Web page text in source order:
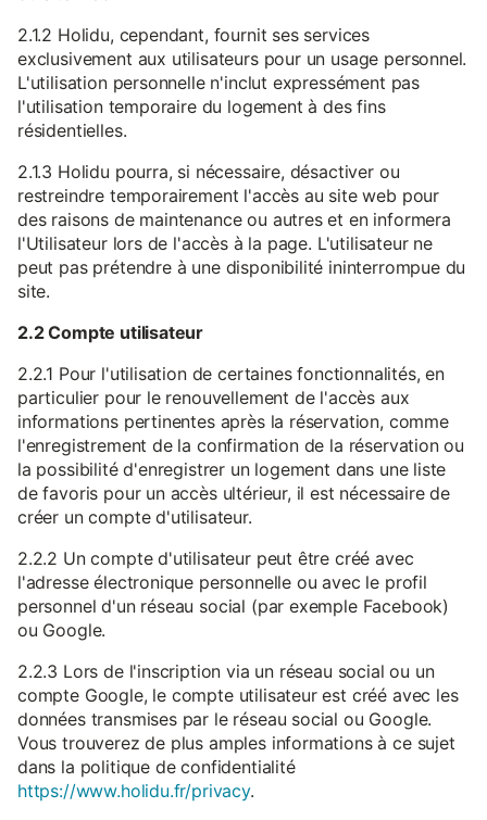
2.1.2 Holidu, cependant, fournit ses services
exclusivement aux utilisateurs pour un usage personnel.
L'utilisation personnelle n'inclut expressément pas
l'utilisation temporaire du logement à des fins
résidentielles.
2.1.3 Holidu pourra, si nécessaire, désactiver ou
restreindre temporairement l'accès au site web pour
des raisons de maintenance ou autres et en informera
l'Utilisateur lors de l'accès à la page. L'utilisateur ne
peut pas prétendre à une disponibilité ininterrompue du
site.
2.2 Compte utilisateur
2.2.1 Pour l'utilisation de certaines fonctionnalités, en
particulier pour le renouvellement de l'accès aux
informations pertinentes après la réservation, comme
l'enregistrement de la confirmation de la réservation ou
la possibilité d'enregistrer un logement dans une liste
de favoris pour un accès ultérieur, il est nécessaire de
créer un compte d'utilisateur.
2.2.2 Un compte d'utilisateur peut être créé avec
l'adresse électronique personnelle ou avec le profil
personnel d'un réseau social (par exemple Facebook)
ou Google.
2.2.3 Lors de l'inscription via un réseau social ou un
compte Google, le compte utilisateur est créé avec les
données transmises par le réseau social ou Google.
Vous trouverez de plus amples informations à ce sujet
dans la politique de confidentialité
https://www.holidu.fr/privacy.